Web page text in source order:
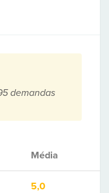
demandas
Média
5,0